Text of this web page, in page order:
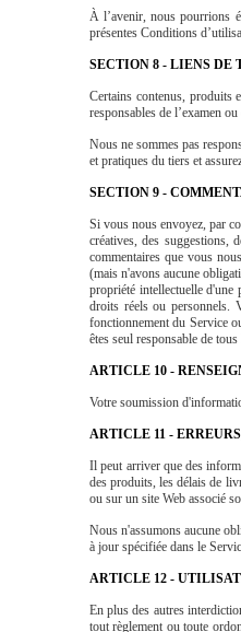
À l’avenir, nous pourrions
présentes Conditions
SECTION 8 - LIENS DE
Certains contenus, produits
responsables de l’examen
Nous ne sommes pas
et pratiques du tiers et
SECTION 9 -
Si vous nous envoyez, par
créatives, des suggestions,
commentaires que vous
(mais n'avons aucune
propriété intellectuelle d'une
droits réels ou personnels.
fonctionnement du Service
êtes seul responsable de
ARTICLE 10 -
Votre soumission
ARTICLE 11 -
Il peut arriver que des
des produits, les délais de
ou sur un site Web associé
Nous n'assumons aucune
à jour spécifiée dans le
ARTICLE 12 -
En plus des autres
tout règlement ou toute